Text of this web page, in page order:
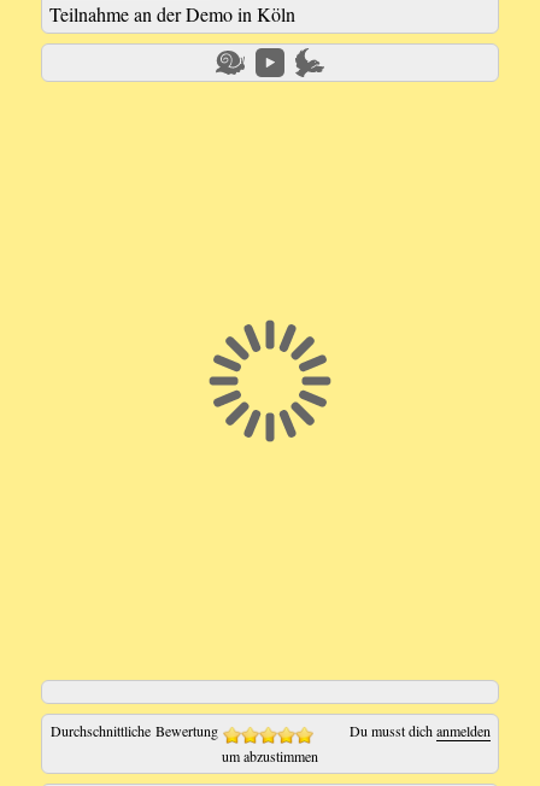
Teilnahme an der Demo in Köln
Durchschnittliche Bewertung Du musst dichanmelden
um abzustimmen